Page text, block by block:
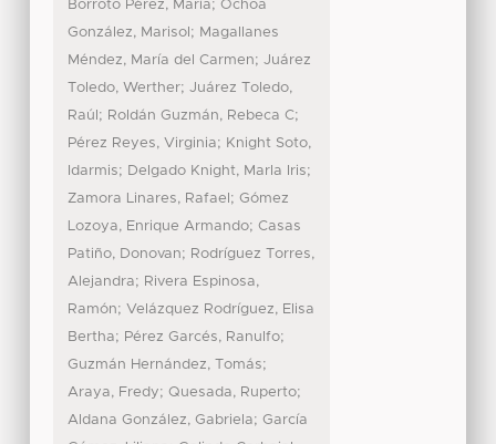
Borroto Pérez, María; Ochoa
González, Marisol ; Magallanes
Méndez, María del Carmen; Juárez
Toledo, Werther; Juárez Toledo,
Raúl ; Roldán Guzmán, Rebeca C;
Pérez Reyes, Virginia; Knight Soto,
Idarmis; Delgado Knight, Marla Iris;
Zamora Linares, Rafael ; Gómez
Lozoya, Enrique Armando; Casas
Patiño, Donovan; Rodríguez Torres,
Alejandra; Rivera Espinosa,
Ramón; Velázquez Rodríguez, Elisa
Bertha; Pérez Garcés, Ranulfo;
Guzmán Hernández, Tomás;
Araya, Fredy; Quesada, Ruperto;
Aldana González, Gabriela; García